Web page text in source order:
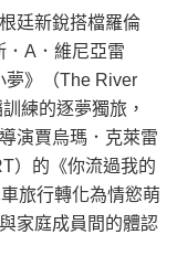
廷新銳搭檔羅倫
．A．維尼亞雷
夢》（The River
練的逐夢獨旅，
演賈烏瑪．克萊雷
）的《你流過我的
旅行轉化為情慾萌
家庭成員間的體認